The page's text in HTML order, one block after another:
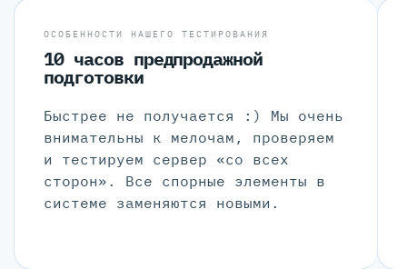
ОСОБЕННОСТИ НАШЕГО ТЕСТИРОВАНИЯ
10 часов предпродажной
подготовки
Быстрее не получается :) Мы очень
внимательны к мелочам, проверяем
и тестируем сервер «со всех
сторон». Все спорные элементы в
системе заменяются новыми.